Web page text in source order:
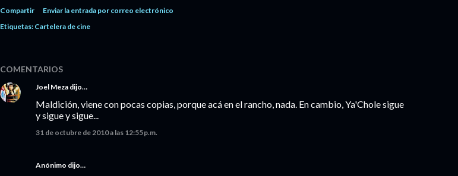
Compartir
Enviar la entrada por correo electrónico
Etiquetas: Cartelera de cine
COMENTARIOS
Joel Meza dijo…
Maldición, viene con pocas copias, porque acá en el rancho, nada. En cambio, Ya'Chole sigue
y sigue y sigue...
31 de octubre de 2010 a las 12:55 p.m.
Anónimo dijo…